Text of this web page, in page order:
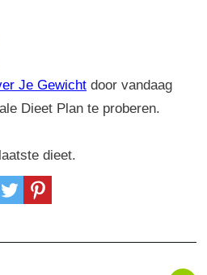
Je Gewicht door vandaag
Dieet Plan te proberen.
dieet.